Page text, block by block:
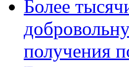
Более
получения